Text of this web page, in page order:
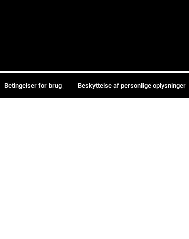
Betingelser for brug Beskyttelse af personlige oplysninger